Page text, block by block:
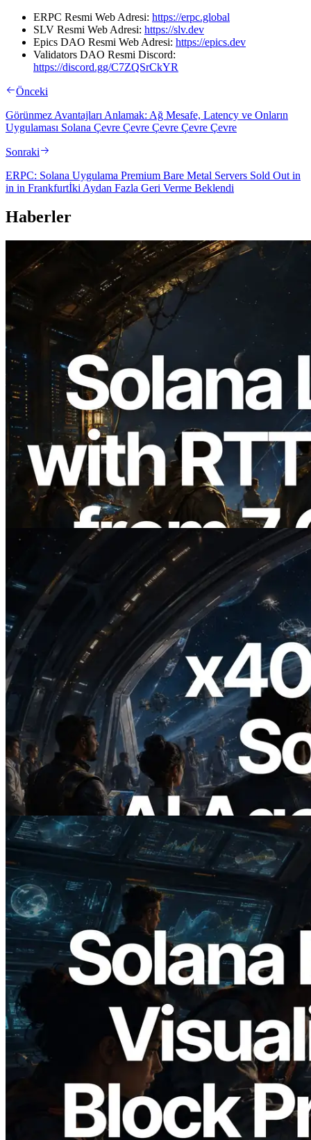
ERPC Resmi Web Adresi: https://erpc.global
SLV Resmi Web Adresi: https://slv.dev
Epics DAO Resmi Web Adresi: https://epics.dev
Validators DAO Resmi Discord:
https://discord.gg/C7ZQSrCkYR
Önceki
Görünmez Avantajları Anlamak: Ağ Mesafe, Latency ve Onların
Uygulaması Solana Çevre Çevre Çevre Çevre Çevre
Sonraki
ERPC: Solana Uygulama Premium Bare Metal Servers Sold Out in
in in Frankfurtİki Aydan Fazla Geri Verme Beklendi
Haberler
2026.08.05
ERPC, Solana Leader Slot API'yi 7
küresel bölgeden ping ölçümüyle
genişletti — Validators Information API
de yayında
Bu makaleyi oku
2026.07.04
ERPC x402 destekli Solana RPC'yi
yayınladı — AI agent'ların ihtiyaç
duydukları API'ler için anında ödeme
yaptığı dönem
Bu makaleyi oku
2026.05.24
Validators Solutions, Solana Block
Analyzer'ı Yayınladı — Slot Başına Blok
Üretim Süresi ve Görevli Doğrulayıcı
Görselleştirmesi
Bu makaleyi oku
Daha fazla yükle